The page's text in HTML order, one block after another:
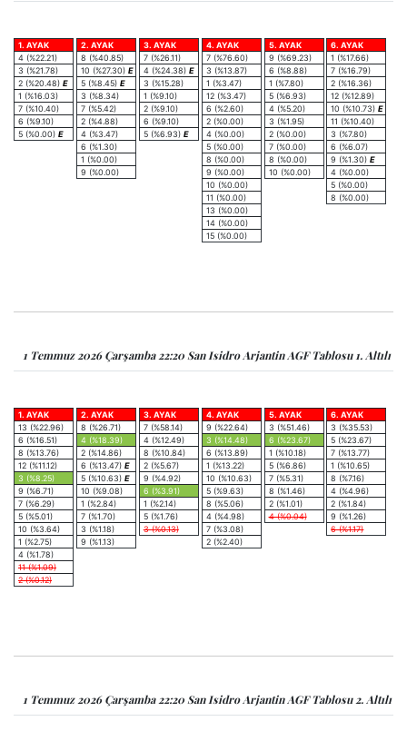
1. AYAK
4 (%22.21)
3 (%21.78)
2 (%20.48) E
1 (%16.03)
7 (%10.40)
6 (%9.10)
5 (%0.00) E
2. AYAK
8 (%40.85)
10 (%27.30) E
5 (%8.45) E
3 (%8.34)
7 (%5.42)
2 (%4.88)
4 (%3.47)
6 (%1.30)
1 (%0.00)
9 (%0.00)
3. AYAK
7 (%26.11)
4 (%24.38) E
3 (%15.28)
1 (%9.10)
2 (%9.10)
6 (%9.10)
5 (%6.93) E
4. AYAK
7 (%76.60)
3 (%13.87)
1 (%3.47)
12 (%3.47)
6 (%2.60)
2 (%0.00)
4 (%0.00)
5 (%0.00)
8 (%0.00)
9 (%0.00)
10 (%0.00)
11 (%0.00)
13 (%0.00)
14 (%0.00)
15 (%0.00)
5. AYAK
9 (%69.23)
6 (%8.88)
1 (%7.80)
5 (%6.93)
4 (%5.20)
3 (%1.95)
2 (%0.00)
7 (%0.00)
8 (%0.00)
10 (%0.00)
6. AYAK
1 (%17.66)
7 (%16.79)
2 (%16.36)
12 (%12.89)
10 (%10.73) E
11 (%10.40)
3 (%7.80)
6 (%6.07)
9 (%1.30) E
4 (%0.00)
5 (%0.00)
8 (%0.00)
1 Temmuz 2026 Çarşamba 22:20 San Isidro Arjantin AGF Tablosu 1. Altılı
1. AYAK
13 (%22.96)
6 (%16.51)
8 (%13.76)
12 (%11.12)
3 (%8.25)
9 (%6.71)
7 (%6.29)
5 (%5.01)
10 (%3.64)
1 (%2.75)
4 (%1.78)
11 (%1.09)
2 (%0.12)
2. AYAK
8 (%26.71)
4 (%18.39)
2 (%14.86)
6 (%13.47) E
5 (%10.63) E
10 (%9.08)
1 (%2.84)
7 (%1.70)
3 (%1.18)
9 (%1.13)
3. AYAK
7 (%58.14)
4 (%12.49)
8 (%10.84)
2 (%5.67)
9 (%4.92)
6 (%3.91)
1 (%2.14)
5 (%1.76)
3 (%0.13)
4. AYAK
9 (%22.64)
3 (%14.48)
6 (%13.89)
1 (%13.22)
10 (%10.63)
5 (%9.63)
8 (%5.06)
4 (%4.98)
7 (%3.08)
2 (%2.40)
5. AYAK
3 (%51.46)
6 (%23.67)
1 (%10.18)
5 (%6.86)
7 (%5.31)
8 (%1.46)
2 (%1.01)
4 (%0.04)
6. AYAK
3 (%35.53)
5 (%23.67)
7 (%13.77)
1 (%10.65)
8 (%7.16)
4 (%4.96)
2 (%1.84)
9 (%1.26)
6 (%1.17)
1 Temmuz 2026 Çarşamba 22:20 San Isidro Arjantin AGF Tablosu 2. Altılı